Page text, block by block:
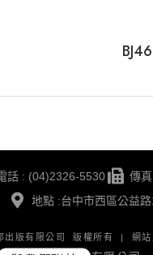
話 : (04)2326-5530
傳
地點 :台中市西區公益
出版有限公司 版權所有 | 網站